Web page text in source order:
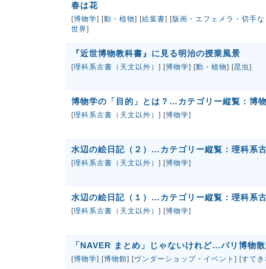
春は花
[博物学] [動・植物] [絵葉書] [版画・エフェメラ・切手
世界]
『近世博物教科書』に見る明治の授業風景
[理科系古書（天文以外） ] [博物学] [動・植物] [昆虫]
博物学の「目的」とは？…カテゴリー縦覧：博
[理科系古書（天文以外） ] [博物学]
水辺の絵日記（２）…カテゴリー縦覧：理科系
[理科系古書（天文以外） ] [博物学]
水辺の絵日記（１）…カテゴリー縦覧：理科系
[理科系古書（天文以外） ] [博物学]
「NAVER まとめ」じゃないけれど…パリ博物
[博物学] [博物館] [ヴンダーショップ・イベント ] [すて